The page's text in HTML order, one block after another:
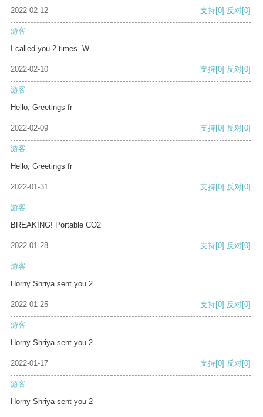
2022-02-12 支持[0] 反对[0]
游客
I called you 2 times. W
2022-02-10 支持[0] 反对[0]
游客
Hello, Greetings fr
2022-02-09 支持[0] 反对[0]
游客
Hello, Greetings fr
2022-01-31 支持[0] 反对[0]
游客
BREAKING! Portable CO2
2022-01-28 支持[0] 反对[0]
游客
Horny Shriya sent you 2
2022-01-25 支持[0] 反对[0]
游客
Horny Shriya sent you 2
2022-01-17 支持[0] 反对[0]
游客
Horny Shriya sent you 2